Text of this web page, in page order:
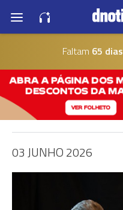
Faltam 65 dias
03 JUNHO 2026